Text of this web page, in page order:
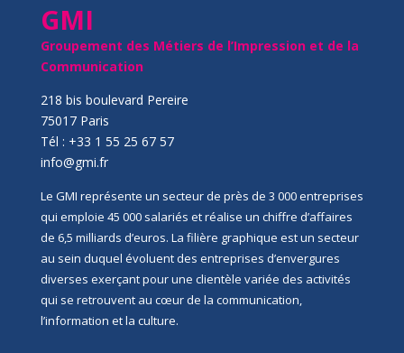
GMI
Groupement des Métiers de l’Impression et de la
Communication
218 bis boulevard Pereire
75017 Paris
Tél : +33 1 55 25 67 57
info@gmi.fr
Le GMI représente un secteur de près de 3 000 entreprises
qui emploie 45 000 salariés et réalise un chiffre d’affaires
de 6,5 milliards d’euros. La filière graphique est un secteur
au sein duquel évoluent des entreprises d’envergures
diverses exerçant pour une clientèle variée des activités
qui se retrouvent au cœur de la communication,
l’information et la culture.